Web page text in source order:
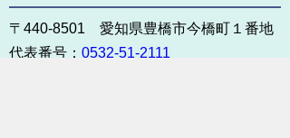
〒440-8501 愛知県豊橋市今橋町１番地
代表番号： 0532-51-2111